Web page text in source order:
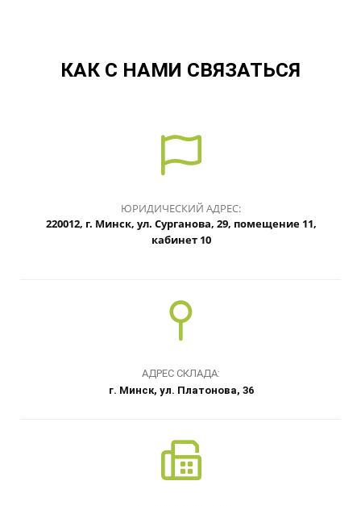
КАК С НАМИ СВЯЗАТЬСЯ
ЮРИДИЧЕСКИЙ АДРЕС:
220012, г. Минск, ул. Сурганова, 29, помещение 11,
кабинет 10
АДРЕС СКЛАДА:
г. Минск, ул. Платонова, 36